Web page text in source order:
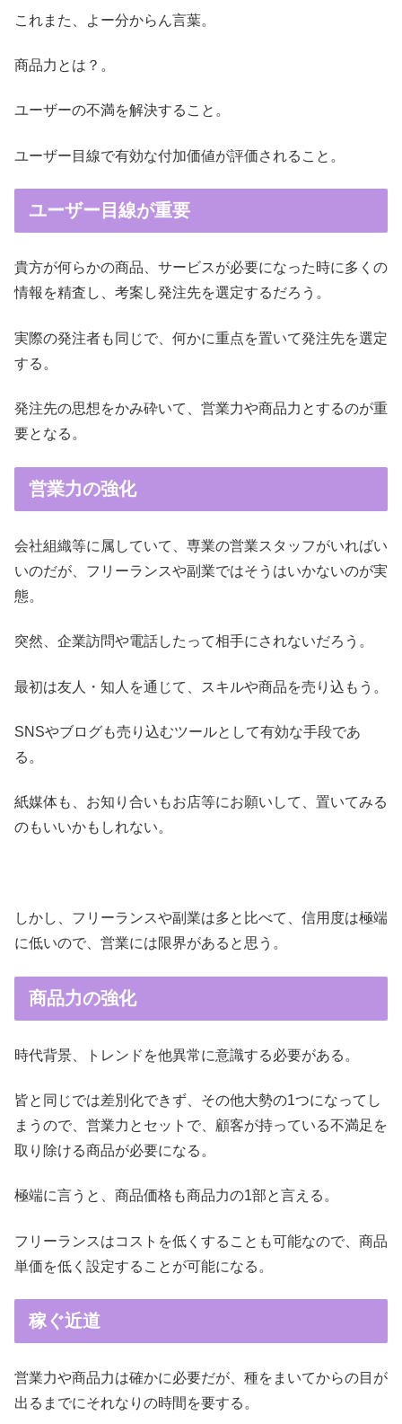
これまた、よー分からん言葉。
商品力とは？。
ユーザーの不満を解決すること。
ユーザー目線で有効な付加価値が評価されること。
ユーザー目線が重要
貴方が何らかの商品、サービスが必要になった時に多くの
情報を精査し、考案し発注先を選定するだろう。
実際の発注者も同じで、何かに重点を置いて発注先を選定
する。
発注先の思想をかみ砕いて、営業力や商品力とするのが重
要となる。
営業力の強化
会社組織等に属していて、専業の営業スタッフがいればい
いのだが、フリーランスや副業ではそうはいかないのが実
態。
突然、企業訪問や電話したって相手にされないだろう。
最初は友人・知人を通じて、スキルや商品を売り込もう。
SNSやブログも売り込むツールとして有効な手段であ
る。
紙媒体も、お知り合いもお店等にお願いして、置いてみる
のもいいかもしれない。
しかし、フリーランスや副業は多と比べて、信用度は極端
に低いので、営業には限界があると思う。
商品力の強化
時代背景、トレンドを他異常に意識する必要がある。
皆と同じでは差別化できず、その他大勢の1つになってし
まうので、営業力とセットで、顧客が持っている不満足を
取り除ける商品が必要になる。
極端に言うと、商品価格も商品力の1部と言える。
フリーランスはコストを低くすることも可能なので、商品
単価を低く設定することが可能になる。
稼ぐ近道
営業力や商品力は確かに必要だが、種をまいてからの目が
出るまでにそれなりの時間を要する。